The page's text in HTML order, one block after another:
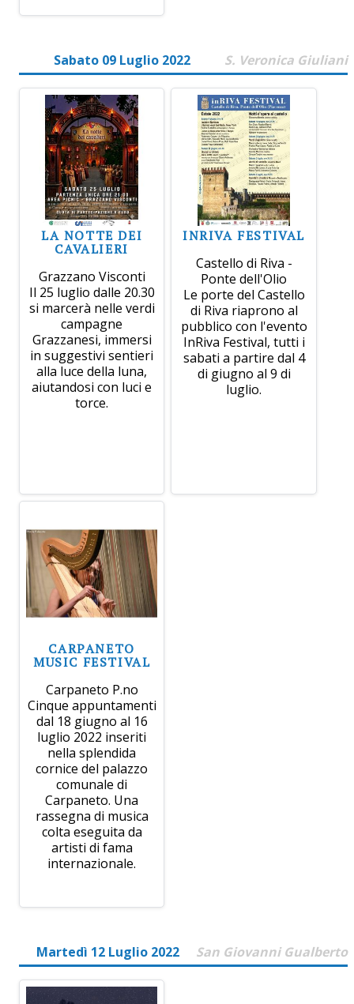
Sabato 09 Luglio 2022 S. Veronica Giuliani
LA NOTTE DEI
CAVALIERI
Grazzano Visconti
Il 25 luglio dalle 20.30
si marcerà nelle verdi
campagne
Grazzanesi, immersi
in suggestivi sentieri
alla luce della luna,
aiutandosi con luci e
torce.
INRIVA FESTIVAL
Castello di Riva -
Ponte dell'Olio
Le porte del Castello
di Riva riaprono al
pubblico con l'evento
InRiva Festival, tutti i
sabati a partire dal 4
di giugno al 9 di
luglio.
CARPANETO
MUSIC FESTIVAL
Carpaneto P.no
Cinque appuntamenti
dal 18 giugno al 16
luglio 2022 inseriti
nella splendida
cornice del palazzo
comunale di
Carpaneto. Una
rassegna di musica
colta eseguita da
artisti di fama
internazionale.
Martedì 12 Luglio 2022 San Giovanni Gualberto